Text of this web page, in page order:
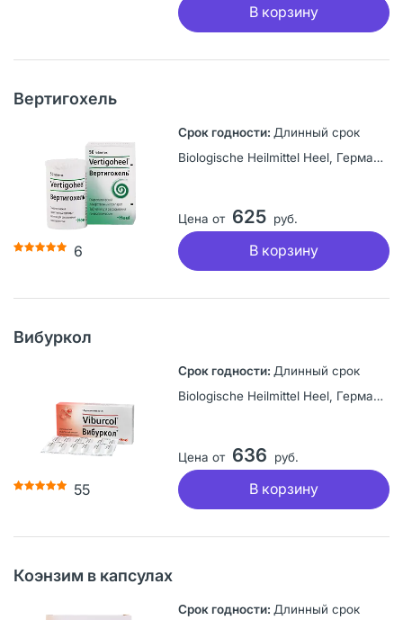
В корзину
Вертигохель
6
Длинный срок
Biologische Heilmittel Heel, Германия
Цена от 625 руб.
В корзину
Вибуркол
55
Длинный срок
Biologische Heilmittel Heel, Германия
Цена от 636 руб.
В корзину
Коэнзим в капсулах
Длинный срок